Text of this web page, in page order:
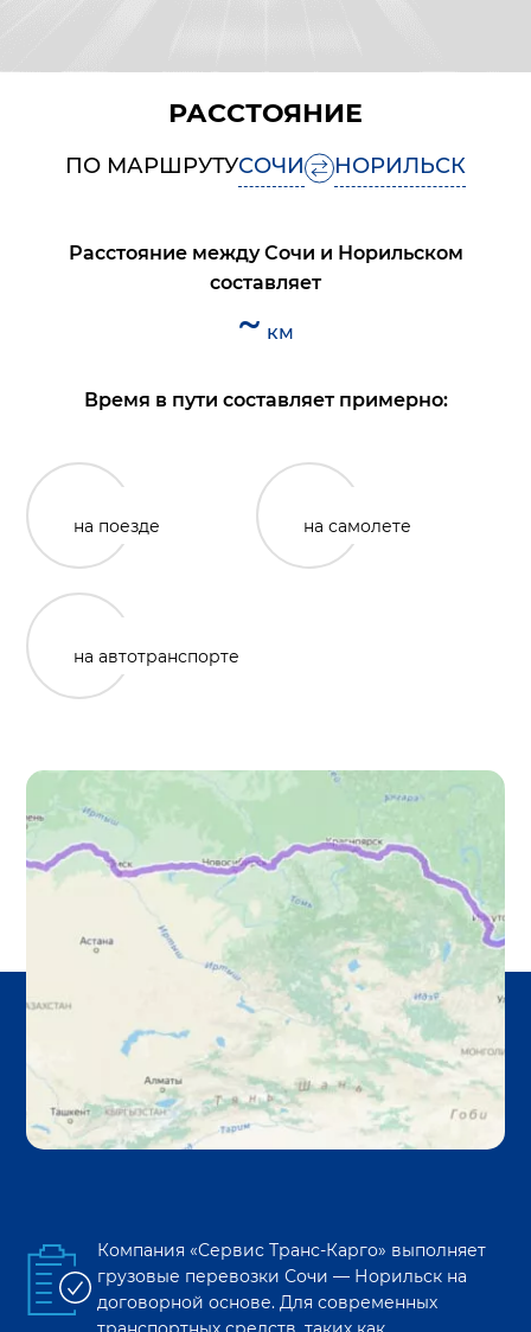
РАССТОЯНИЕ
ПО МАРШРУТУСОЧИ НОРИЛЬСК
Расстояние междуСочи и Норильском
составляет
~ км
Время в пути составляет примерно:
на поезде на самолете
на автотранспорте
Компания «Сервис Транс-Карго» выполняет
грузовые перевозки Сочи — Норильск на
договорной основе. Для современных